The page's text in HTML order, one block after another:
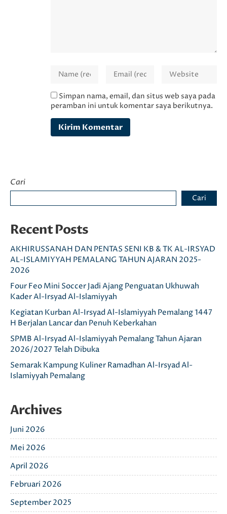
Simpan nama, email, dan situs web saya pada
peramban ini untuk komentar saya berikutnya.
Cari
Cari
Recent Posts
AKHIRUSSANAH DAN PENTAS SENI KB & TK AL-IRSYAD
AL-ISLAMIYYAH PEMALANG TAHUN AJARAN 2025-
2026
Four Feo Mini Soccer Jadi Ajang Penguatan Ukhuwah
Kader Al-Irsyad Al-Islamiyyah
Kegiatan Kurban Al-Irsyad Al-Islamiyyah Pemalang 1447
H Berjalan Lancar dan Penuh Keberkahan
SPMB Al-Irsyad Al-Islamiyyah Pemalang Tahun Ajaran
2026/2027 Telah Dibuka
Semarak Kampung Kuliner Ramadhan Al-Irsyad Al-
Islamiyyah Pemalang
Archives
Juni 2026
Mei 2026
April 2026
Februari 2026
September 2025